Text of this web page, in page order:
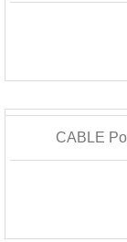
CABLE